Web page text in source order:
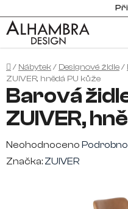
na
obsah
Domů
/ Nábytek/ Designové židle/
ZUIVER, hnědá PU kůže
Barová
ZUIVER,
Průměrné
hodnocení
Neohodnoceno
Značka: ZUIVER